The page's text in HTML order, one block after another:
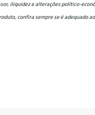
iliquidez e alterações político-
confira sempre se é adequado